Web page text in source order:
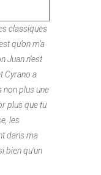
classiques
qu’on m’a
Juan n’est
Cyrano a
non plus une
plus que tu
les
dans ma
bien qu’un